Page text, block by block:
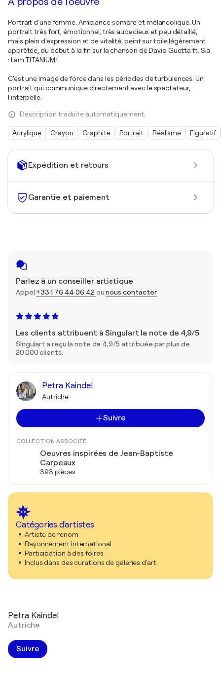
Expédition et retours
Garantie et paiement
Parlez à un conseiller artistique
Appel +33 1 76 44 06 42 ounous contacter
Les clients attribuent à Singulart la note de 4,9/5
Singulart a reçu la note de 4,9/5 attribuée par plus de
20 000 clients.
Petra Kaindel
Autriche
Suivre
COLLECTION ASSOCIÉE
Oeuvres inspirées de Jean-Baptiste
Carpeaux
393 pièces
Catégories d'artistes
Artiste de renom
Rayonnement international
Participation à des foires
Inclus dans des curations de galeries d'art
Portrait d'une femme. Ambiance sombre et mélancolique. Un
portrait très fort, émotionnel, très audacieux et peu détaillé,
mais plein d'expression et de vitalité, peint sur toile légèrement
apprêtée, du début à la fin sur la chanson de David Guetta ft. Sia
: I am TITANIUM !
C'est une image de force dans les périodes de turbulences. Un
portrait qui communique directement avec le spectateur,
l'interpelle.
Description traduite automatiquement.
Acrylique Crayon Graphite Portrait Réalisme Figuratif
Petra Kaindel
Autriche
Suivre